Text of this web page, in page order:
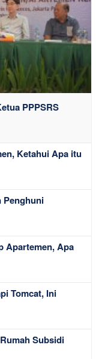
PPPSRS
Ketahui Apa itu
Penghuni
Apartemen, Apa
Tomcat, Ini
Subsidi